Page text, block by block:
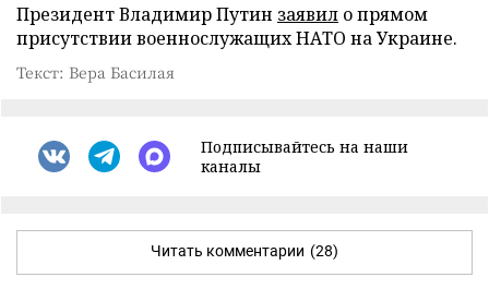
Президент Владимир Путин заявил о прямом
присутствии военнослужащих НАТО на Украине.
Текст: Вера Басилая
Подписывайтесь на наши
каналы
Читать комментарии (28)